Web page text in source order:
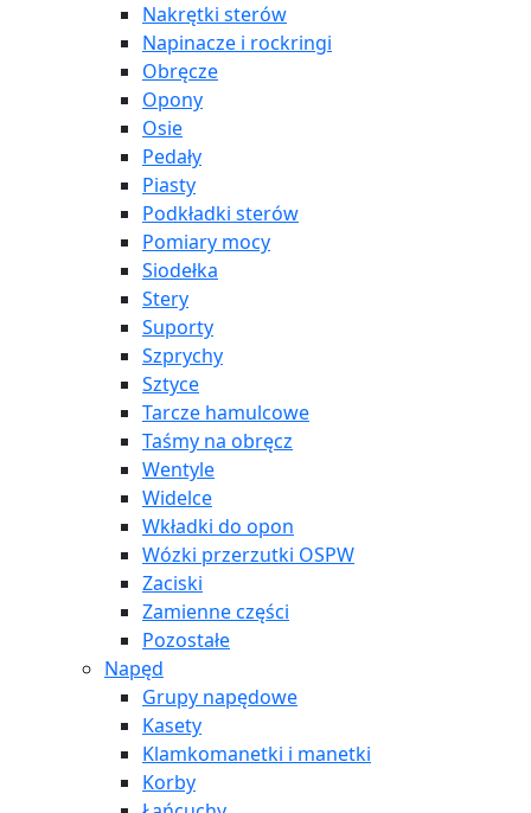
Nakrętki sterów
Napinacze i rockringi
Obręcze
Opony
Osie
Pedały
Piasty
Podkładki sterów
Pomiary mocy
Siodełka
Stery
Suporty
Szprychy
Sztyce
Tarcze hamulcowe
Taśmy na obręcz
Wentyle
Widelce
Wkładki do opon
Wózki przerzutki OSPW
Zaciski
Zamienne części
Pozostałe
Napęd
Grupy napędowe
Kasety
Klamkomanetki i manetki
Korby